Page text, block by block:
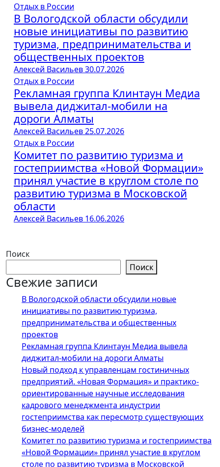
Отдых в России
В Вологодской области обсудили
новые инициативы по развитию
туризма, предпринимательства и
общественных проектов
Алексей Васильев30.07.2026
Отдых в России
Рекламная группа Клинтаун Медиа
вывела диджитал-мобили на
дороги Алматы
Алексей Васильев25.07.2026
Отдых в России
Комитет по развитию туризма и
гостеприимства «Новой Формации»
принял участие в круглом столе по
развитию туризма в Московской
области
Алексей Васильев 16.06.2026
Поиск
Поиск
Свежие записи
В Вологодской области обсудили новые
инициативы по развитию туризма,
предпринимательства и общественных
проектов
Рекламная группа Клинтаун Медиа вывела
диджитал-мобили на дороги Алматы
Новый подход к управленцам гостиничных
предприятий. «Новая Формация» и практико-
ориентированные научные исследования
кадрового менеджмента индустрии
гостеприимства как пересмотр существующих
бизнес-моделей
Комитет по развитию туризма и гостеприимства
«Новой Формации» принял участие в круглом
столе по развитию туризма в Московской